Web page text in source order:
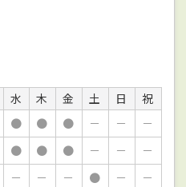
水 木 金 土 日
祝
● ● ● － －
－
● ● ● － －
－
－ － － ● －
－